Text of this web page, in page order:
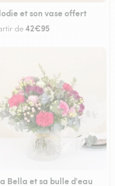
et son vase offert
de42€95
Bella et sa bulle d'eau